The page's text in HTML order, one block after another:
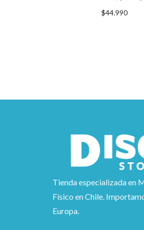
$44.990
Tienda especializada en
Físico en Chile.
Europa.